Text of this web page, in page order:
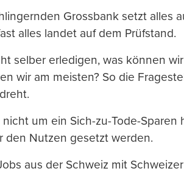
Grossbank setzt alles
alles landet auf dem Prüfstand.
selber erledigen, was können
wir am meisten? So die
um ein Sich-zu-Tode-Sparen
den Nutzen gesetzt werden.
aus der Schweiz mit